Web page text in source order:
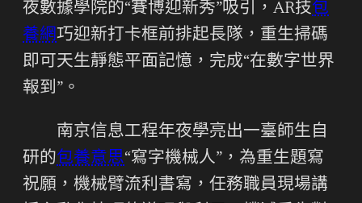
夜數據學院的“賽博迎新秀”吸引，AR技包
養網巧迎新打卡框前排起長隊，重生掃碼
即可天生靜態平面記憶，完成“在數字世界
報到”。
南京信息工程年夜學亮出一臺師生自
研的包養意思“寫字機械人”，為重生題寫
祝願，機械臂流利書寫，任務職員現場講